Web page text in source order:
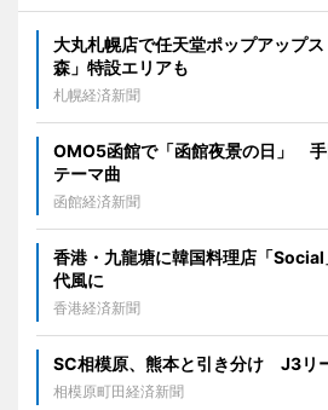
大丸札幌店で任天堂ポップアップ
森」特設エリアも
札幌経済新聞
OMO5函館で「函館夜景の日」 手
テーマ曲
函館経済新聞
香港・九龍塘に韓国料理店「
代風に
香港経済新聞
SC相模原、熊本と引き分け J3リ
相模原町田経済新聞